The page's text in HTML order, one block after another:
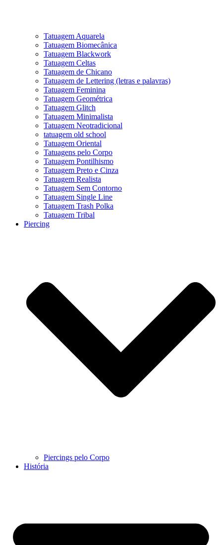
Tatuagem Aquarela
Tatuagem Biomecânica
Tatuagem Blackwork
Tatuagem Celtas
Tatuagem de Chicano
Tatuagem de Lettering (letras e palavras)
Tatuagem Feminina
Tatuagem Geométrica
Tatuagem Glitch
Tatuagem Minimalista
Tatuagem Neotradicional
tatuagem old school
Tatuagem Oriental
Tatuagens pelo Corpo
Tatuagem Pontilhismo
Tatuagem Preto e Cinza
Tatuagem Realista
Tatuagem Sem Contorno
Tatuagem Single Line
Tatuagem Trash Polka
Tatuagem Tribal
Piercing
Piercings pelo Corpo
História